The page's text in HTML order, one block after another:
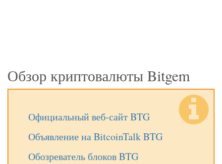
Обзор криптовалюты Bitgem
Официальный веб-сайт BTG
Объявление на BitcoinTalk BTG
Обозреватель блоков BTG